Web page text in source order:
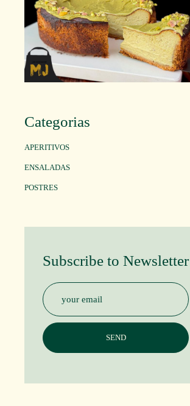
Categorias
APERITIVOS
ENSALADAS
POSTRES
Subscribe to Newsletter